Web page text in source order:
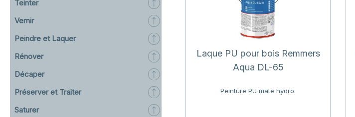
Teinter
Vernir
Peindre et Laquer
Rénover
Décaper
Préserver et Traiter
Saturer
Laque PU pour bois Remmers
Aqua DL-65
Peinture PU mate hydro.